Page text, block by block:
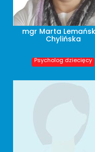
mgr Marta
Chylińska
Psycholog dziecięcy